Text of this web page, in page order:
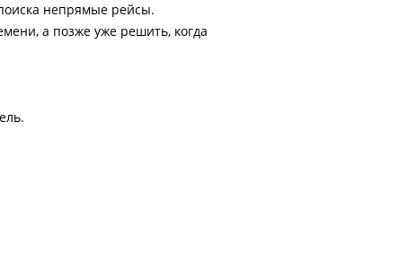
непрямые рейсы.
а позже уже решить, когда